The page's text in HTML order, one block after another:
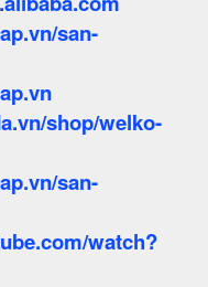
san-
shop/welko-
san-
watch?